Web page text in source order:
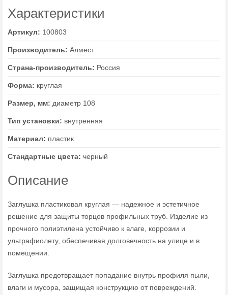
Характеристики
Артикул: 100803
Производитель: Алмест
Страна-производитель: Россия
Форма: круглая
Размер, мм: диаметр 108
Тип установки: внутренняя
Материал: пластик
Стандартные цвета: черный
Описание
Заглушка пластиковая круглая — надежное и эстетичное
решение для защиты торцов профильных труб. Изделие из
прочного полиэтилена устойчиво к влаге, коррозии и
ультрафиолету, обеспечивая долговечность на улице и в
помещении.
Заглушка предотвращает попадание внутрь профиля пыли,
влаги и мусора, защищая конструкцию от повреждений.